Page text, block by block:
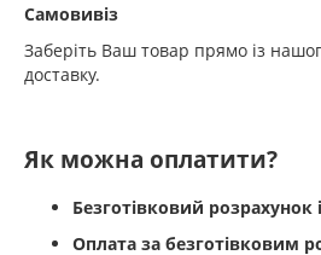
Самовивіз
Заберіть Ваш товар прямо із
доставку.
Як можна оплатити?
Безготівковий розрахунок
Оплата за безготівковим